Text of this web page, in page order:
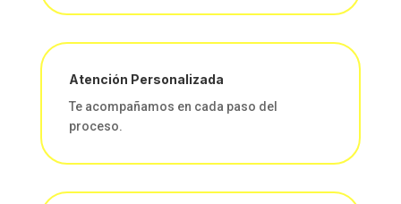
Atención Personalizada
Te acompañamos en cada paso del
proceso.